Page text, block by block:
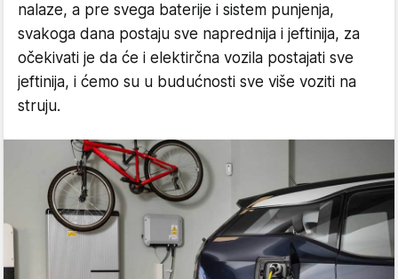
nalaze, a pre svega baterije i sistem punjenja,
svakoga dana postaju sve naprednija i jeftinija, za
očekivati je da će i elektirčna vozila postajati sve
jeftinija, i ćemo su u budućnosti sve više voziti na
struju.